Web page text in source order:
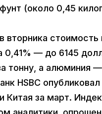
(около 0,45
вторника
0,41% — до 6145
тонну, а алюминия
HSBC
за март.